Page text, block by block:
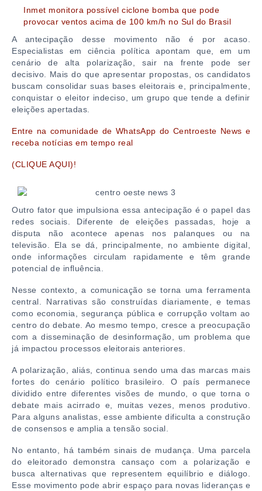
Inmet monitora possível ciclone bomba que pode
provocar ventos acima de 100 km/h no Sul do Brasil
A antecipação desse movimento não é por acaso.
Especialistas em ciência política apontam que, em um
cenário de alta polarização, sair na frente pode ser
decisivo. Mais do que apresentar propostas, os candidatos
buscam consolidar suas bases eleitorais e, principalmente,
conquistar o eleitor indeciso, um grupo que tende a definir
eleições apertadas.
Entre na comunidade de WhatsApp do Centroeste News e
receba notícias em tempo real
(CLIQUE AQUI)!
Outro fator que impulsiona essa antecipação é o papel das
redes sociais. Diferente de eleições passadas, hoje a
disputa não acontece apenas nos palanques ou na
televisão. Ela se dá, principalmente, no ambiente digital,
onde informações circulam rapidamente e têm grande
potencial de influência.
Nesse contexto, a comunicação se torna uma ferramenta
central. Narrativas são construídas diariamente, e temas
como economia, segurança pública e corrupção voltam ao
centro do debate. Ao mesmo tempo, cresce a preocupação
com a disseminação de desinformação, um problema que
já impactou processos eleitorais anteriores.
A polarização, aliás, continua sendo uma das marcas mais
fortes do cenário político brasileiro. O país permanece
dividido entre diferentes visões de mundo, o que torna o
debate mais acirrado e, muitas vezes, menos produtivo.
Para alguns analistas, esse ambiente dificulta a construção
de consensos e amplia a tensão social.
No entanto, há também sinais de mudança. Uma parcela
do eleitorado demonstra cansaço com a polarização e
busca alternativas que representem equilíbrio e diálogo.
Esse movimento pode abrir espaço para novas lideranças e